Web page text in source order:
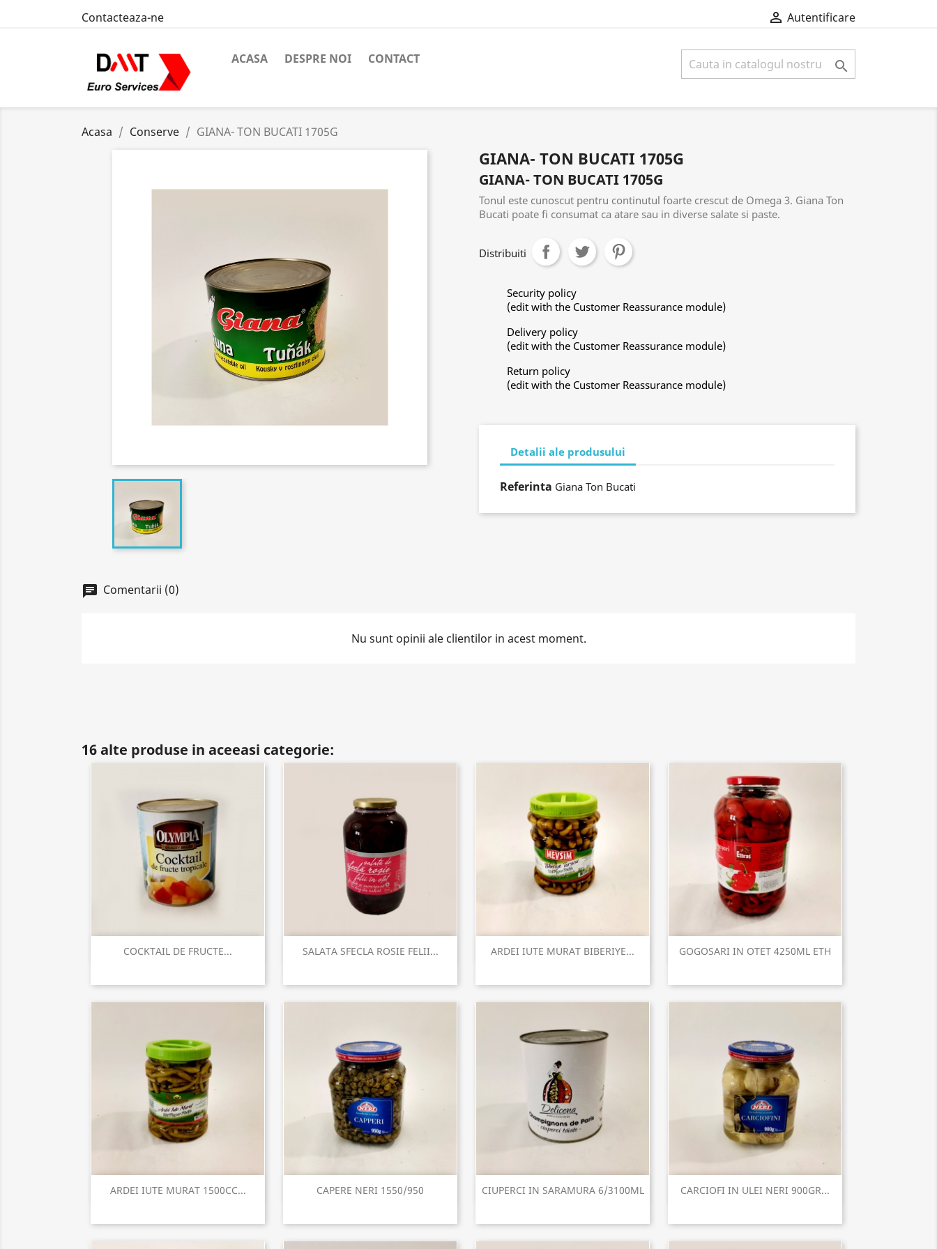
Contacteaza-ne  Autentificare
ACASA DESPRE NOI CONTACT 
Acasa Conserve GIANA- TON BUCATI 1705G
GIANA- TON BUCATI 1705G
GIANA- TON BUCATI 1705G
Tonul este cunoscut pentru continutul foarte crescut de Omega 3. Giana Ton
Bucati poate fi consumat ca atare sau in diverse salate si paste.
Distribuiti
Security policy
(edit with the Customer Reassurance module)
Delivery policy
(edit with the Customer Reassurance module)
Return policy
(edit with the Customer Reassurance module)
Detalii ale produsului
Referinta Giana Ton Bucati
chat Comentarii (0)
Nu sunt opinii ale clientilor in acest moment.
16 alte produse in aceeasi categorie:
COCKTAIL DE FRUCTE...
Vizualizare rapida SALATA SFECLA ROSIE FELII...
Vizualizare rapida ARDEI IUTE MURAT BIBERIYE...
Vizualizare rapida GOGOSARI IN OTET 4250ML ETH
Vizualizare rapida
ARDEI IUTE MURAT 1500CC...
Vizualizare rapida CAPERE NERI 1550/950
Vizualizare rapida CIUPERCI IN SARAMURA 6/3100ML
Vizualizare rapida CARCIOFI IN ULEI NERI 900GR...
Vizualizare rapida